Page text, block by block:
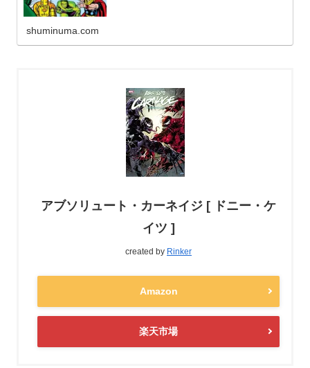
shuminuma.com
アブソリュート・カーネイジ [ ドニー・ケ
イツ ]
created by Rinker
Amazon
楽天市場